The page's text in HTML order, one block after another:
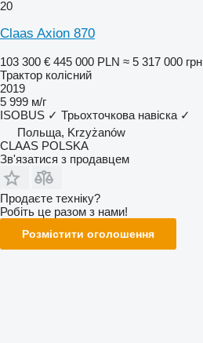
20
Claas Axion 870
103 300 € 445 000 PLN ≈ 5 317 000 грн
Трактор колісний
2019
5 999 м/г
ISOBUS ✓ Трьохточкова навіска ✓
Польща, Krzyżanów
CLAAS POLSKA
Зв'язатися з продавцем
Продаєте техніку?
Робіть це разом з нами!
Розмістити оголошення